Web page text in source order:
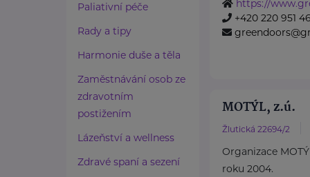
Paliativní péče
Rady a tipy
Harmonie duše a těla
Zaměstnávání osob ze
zdravotním
postižením
Lázeňství a wellness
Zdravé spaní a sezení
https://
+420 220 951
MOTÝL, z.ú.
Žlutická 22694/2
Organizace
roku 2004.